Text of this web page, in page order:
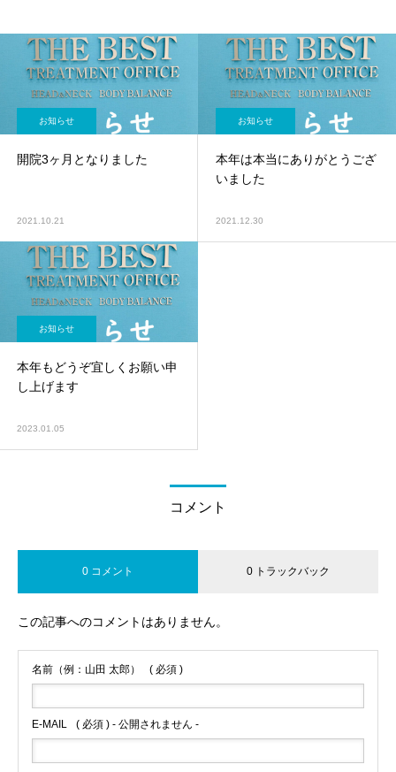
お知らせ
開院3ヶ月となりました
2021.10.21
お知らせ
本年は本当にありがとうござ
いました
2021.12.30
お知らせ
本年もどうぞ宜しくお願い申
し上げます
2023.01.05
コメント
0 コメント 0 トラックバック
この記事へのコメントはありません。
名前（例：山田 太郎） ( 必須 )
E-MAIL ( 必須 ) - 公開されません -